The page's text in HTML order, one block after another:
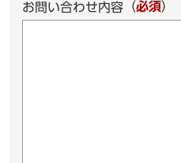
お問い合わせ内容 （必須）